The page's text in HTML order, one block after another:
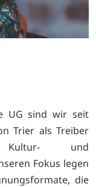
UG sind wir seit
Trier als Treiber
und
Fokus legen
die